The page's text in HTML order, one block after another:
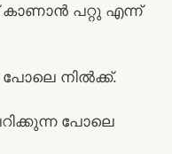
പറ്റു എന്ന്
നിൽക്ക്.
പോലെ